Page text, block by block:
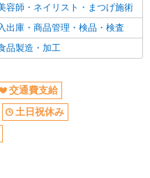
容師・ネイリスト・まつげ施術
出庫・商品管理・検品・検査
品製造・加工
交通費支給
土日祝休み